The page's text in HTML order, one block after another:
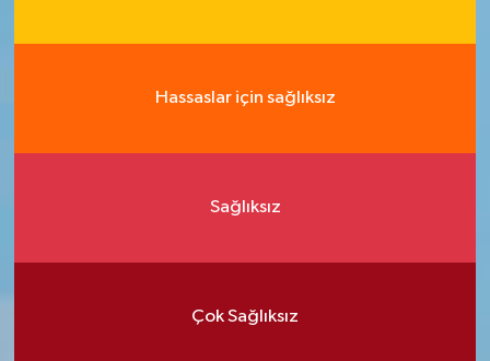
Hassaslar için sağlıksız
Sağlıksız
Çok Sağlıksız